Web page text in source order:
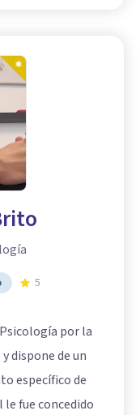
5
por la
dispone de un
específico de
le fue concedido